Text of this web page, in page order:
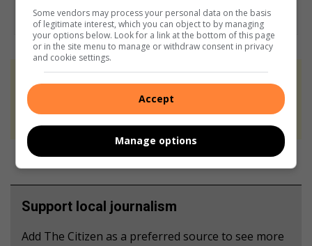
At Caxton, every story is written by humans.
We use AI only to perform quality checks -
never to generate the news. Happy reading!
Support local journalism
Add The Citizen as a preferred source to see more
Some vendors may process your personal data on the basis
of legitimate interest, which you can object to by managing
your options below. Look for a link at the bottom of this page
or in the site menu to manage or withdraw consent in privacy
and cookie settings.
Accept
Manage options